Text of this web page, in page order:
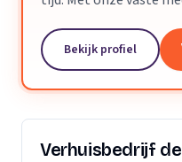
na wat we beloven.
kwaliteitsvoertuigen
Bekijk profiel
Verhuisbedrijf